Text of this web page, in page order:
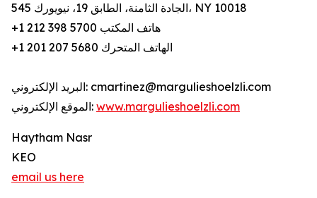
545 الجادة الثامنة، الطابق 19، نيويورك، NY 10018
+1 212 398 5700 هاتف المكتب
+1 201 207 5680 الهاتف المتحرك
البريد الإلكتروني: cmartinez@margulieshoelzli.com
الموقع الإلكتروني: www.margulieshoelzli.com
Haytham Nasr
KEO
email us here